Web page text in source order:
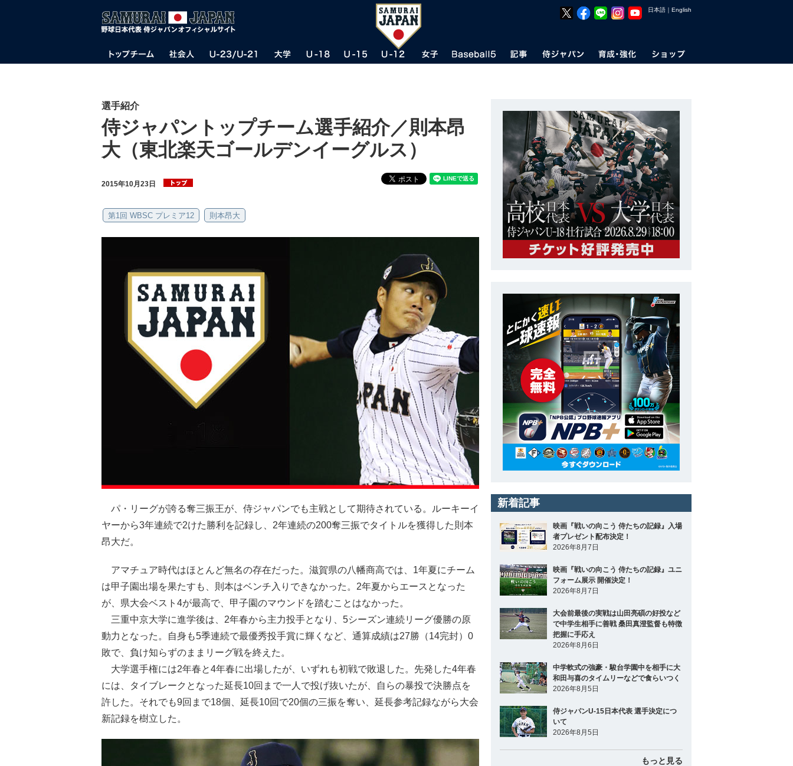
日本語 ｜ English
選手紹介
侍ジャパントップチーム選手紹介／則本昂
大（東北楽天ゴールデンイーグルス）
2015年10月23日
第1回 WBSC プレミア12 則本昂大
パ・リーグが誇る奪三振王が、侍ジャパンでも主戦として期待されている。ルーキーイ
ヤーから3年連続で2けた勝利を記録し、2年連続の200奪三振でタイトルを獲得した則本
昂大だ。
アマチュア時代はほとんど無名の存在だった。滋賀県の八幡商高では、1年夏にチーム
は甲子園出場を果たすも、則本はベンチ入りできなかった。2年夏からエースとなった
が、県大会ベスト4が最高で、甲子園のマウンドを踏むことはなかった。
三重中京大学に進学後は、2年春から主力投手となり、5シーズン連続リーグ優勝の原
動力となった。自身も5季連続で最優秀投手賞に輝くなど、通算成績は27勝（14完封）0
敗で、負け知らずのままリーグ戦を終えた。
大学選手権には2年春と4年春に出場したが、いずれも初戦で敗退した。先発した4年春
には、タイブレークとなった延長10回まで一人で投げ抜いたが、自らの暴投で決勝点を
許した。それでも9回まで18個、延長10回で20個の三振を奪い、延長参考記録ながら大会
新記録を樹立した。
新着記事
映画『戦いの向こう 侍たちの記録』入場
者プレゼント配布決定！
2026年8月7日
映画『戦いの向こう 侍たちの記録』ユニ
フォーム展示 開催決定！
2026年8月7日
大会前最後の実戦は山田亮碩の好投など
で中学生相手に善戦 桑田真澄監督も特徴
把握に手応え
2026年8月6日
中学軟式の強豪・駿台学園中を相手に大
和田与喜のタイムリーなどで食らいつく
2026年8月5日
侍ジャパンU-15日本代表 選手決定につ
いて
2026年8月5日
もっと見る